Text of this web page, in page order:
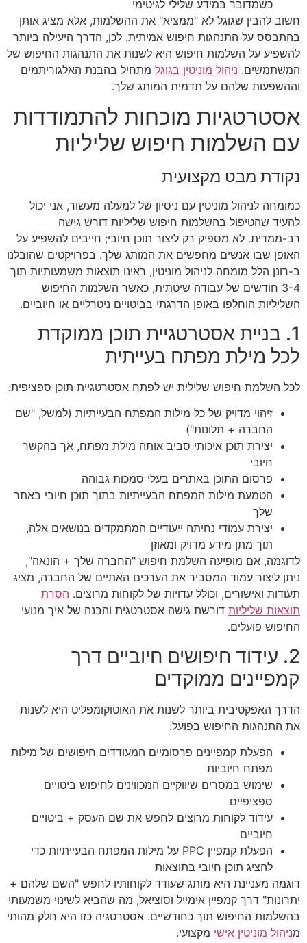
כשמדובר במידע שלילי לגיטימי
חשוב להבין שגוגל לא "ממציא" את ההשלמות, אלא מציג אותן
בהתבסס על התנהגות חיפוש אמיתית. לכן, הדרך היעילה ביותר
להשפיע על השלמות חיפוש היא לשנות את התנהגות החיפוש של
המשתמשים. ניהול מוניטין בגוגל מתחיל בהבנת האלגוריתמים
וההשפעות שלהם על תדמית המותג שלך.
אסטרטגיות מוכחות להתמודדות
עם השלמות חיפוש שליליות
נקודת מבט מקצועית
כמומחה לניהול מוניטין עם ניסיון של למעלה מעשור, אני יכול
להעיד שהטיפול בהשלמות חיפוש שליליות דורש גישה
רב-ממדית. לא מספיק רק ליצור תוכן חיובי; חייבים להשפיע על
האופן שבו אנשים מחפשים את המותג שלך. בפרויקטים שהובלנו
ב-רונן הלל מומחה לניהול מוניטין, ראינו תוצאות משמעותיות תוך
3-4 חודשים של עבודה שיטתית, כאשר השלמות החיפוש
השליליות הוחלפו באופן הדרגתי בביטויים ניטרליים או חיוביים.
1. בניית אסטרטגיית תוכן ממוקדת
לכל מילת מפתח בעייתית
לכל השלמת חיפוש שלילית יש לפתח אסטרטגיית תוכן ספציפית:
זיהוי מדויק של כל מילות המפתח הבעייתיות (למשל, "שם
החברה + תלונות")
יצירת תוכן איכותי סביב אותה מילת מפתח, אך בהקשר
חיובי
פרסום התוכן באתרים בעלי סמכות גבוהה
הטמעת מילות המפתח הבעייתיות בתוך תוכן חיובי באתר
שלך
יצירת עמודי נחיתה ייעודיים המתמקדים בנושאים אלה,
תוך מתן מידע מדויק ומאוזן
לדוגמה, אם מופיעה השלמת חיפוש "החברה שלך + הונאה",
ניתן ליצור עמוד המסביר את הערכים האתיים של החברה, מציג
תעודות ואישורים, וכולל עדויות של לקוחות מרוצים. הסרת
תוצאות שליליות דורשת גישה אסטרטגית והבנה של איך מנועי
החיפוש פועלים.
2. עידוד חיפושים חיוביים דרך
קמפיינים ממוקדים
הדרך האפקטיבית ביותר לשנות את האוטוקומפליט היא לשנות
את התנהגות החיפוש בפועל:
הפעלת קמפיינים פרסומיים המעודדים חיפושים של מילות
מפתח חיוביות
שימוש במסרים שיווקיים המכווינים לחיפוש ביטויים
ספציפיים
עידוד לקוחות מרוצים לחפש את שם העסק + ביטויים
חיוביים
הפעלת קמפיין PPC על מילות המפתח הבעייתיות כדי
להציג תוכן חיובי בתוצאות
דוגמה מעניינת היא מותג שעודד לקוחותיו לחפש "השם שלהם +
יתרונות" דרך קמפיין אימייל וסוציאל, מה שהביא לשינוי משמעותי
בהשלמות החיפוש תוך כחודשיים. אסטרטגיה כזו היא חלק מהותי
מניהול מוניטין אישי מקצועי.